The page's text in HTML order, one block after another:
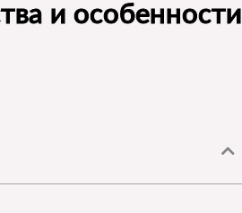
и особенности